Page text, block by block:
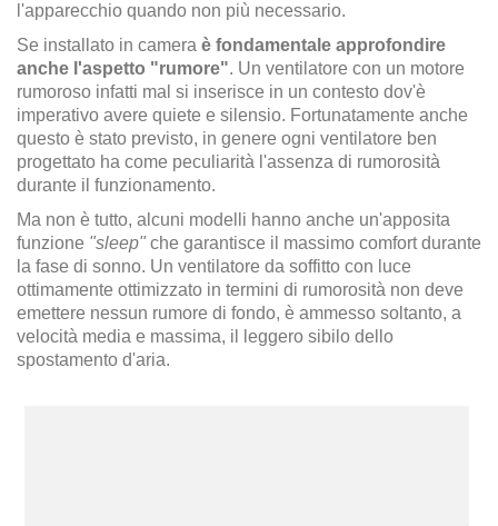
l'apparecchio quando non più necessario.
Se installato in camera è fondamentale approfondire
anche l'aspetto "rumore". Un ventilatore con un motore
rumoroso infatti mal si inserisce in un contesto dov'è
imperativo avere quiete e silensio. Fortunatamente anche
questo è stato previsto, in genere ogni ventilatore ben
progettato ha come peculiarità l'assenza di rumorosità
durante il funzionamento.
Ma non è tutto, alcuni modelli hanno anche un'apposita
funzione "sleep" che garantisce il massimo comfort durante
la fase di sonno. Un ventilatore da soffitto con luce
ottimamente ottimizzato in termini di rumorosità non deve
emettere nessun rumore di fondo, è ammesso soltanto, a
velocità media e massima, il leggero sibilo dello
spostamento d'aria.